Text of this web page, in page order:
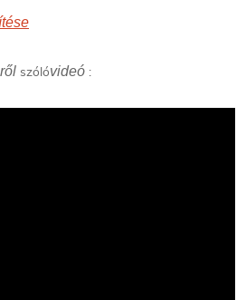
szólóvideó :